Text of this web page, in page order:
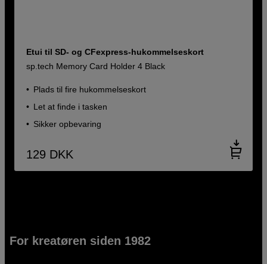
Etui til SD- og CFexpress-hukommelseskort
sp.tech Memory Card Holder 4 Black
Plads til fire hukommelseskort
Let at finde i tasken
Sikker opbevaring
129 DKK
For kreatøren siden 1982